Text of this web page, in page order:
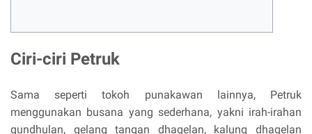
Ciri-ciri Petruk
Sama seperti tokoh punakawan lainnya, Petruk
menggunakan busana yang sederhana, yakni irah-irahan
gundhulan, gelang tangan dhagelan, kalung dhagelan